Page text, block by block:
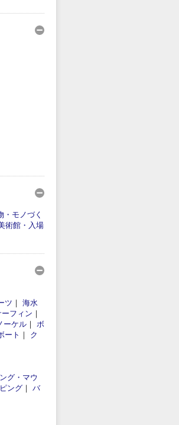
・モノづく
術館・入場
ツ ｜ 海水
フィン ｜
ーケル ｜ ボ
ート ｜ ク
グ・マウ
ング ｜ バ